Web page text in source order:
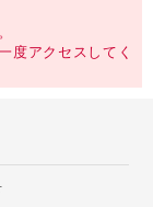
度アクセスしてく